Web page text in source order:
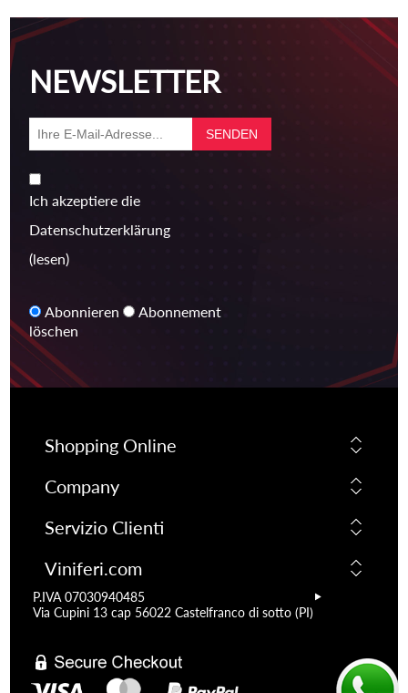
NEWSLETTER
Ich akzeptiere die
Datenschutzerklärung
(lesen)
Abonnieren
Abonnement
löschen
Shopping Online
Company
Servizio Clienti
Viniferi.com
P.IVA 07030940485
Via Cupini 13 cap 56022 Castelfranco di sotto (PI)